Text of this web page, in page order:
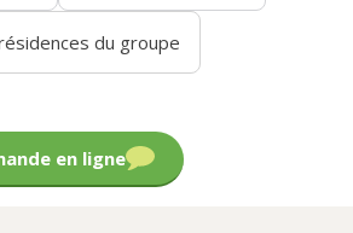
du groupe
en ligne